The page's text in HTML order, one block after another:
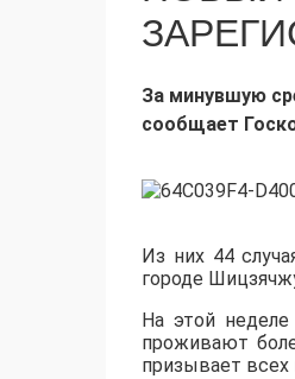
За минувшую
сообщает
Из них 44
городе
На этой
проживают
призывает всех